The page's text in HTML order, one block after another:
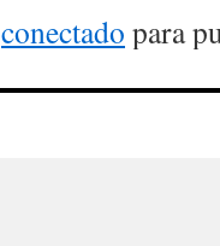
conectado para